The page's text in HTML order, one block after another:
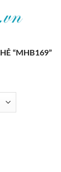
“MHB169”